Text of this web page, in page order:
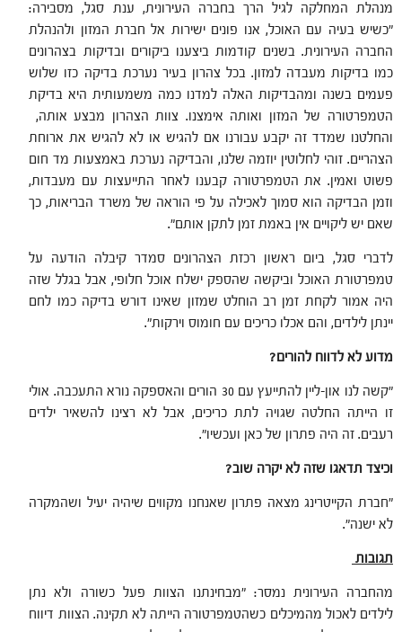
מנהלת המחלקה לגיל הרך בחברה העירונית, ענת סגל, מסבירה:
"כשיש בעיה עם האוכל, אנו פונים ישירות אל חברת המזון ולהנהלת
החברה העירונית. בשנים קודמות ביצענו ביקורים ובדיקות בצהרונים
כמו בדיקות מעבדה למזון. בכל צהרון בעיר נערכת בדיקה כזו שלוש
פעמים בשנה ומהבדיקות האלה למדנו כמה משמעותית היא בדיקת
הטמפרטורה של המזון ואותה אימצנו. צוות הצהרון מבצע אותה,
והחלטנו שמדד זה יקבע עבורנו אם להגיש או לא להגיש את ארוחת
הצהריים. זוהי לחלוטין יוזמה שלנו, והבדיקה נערכת באמצעות מד חום
פשוט ואמין. את הטמפרטורה קבענו לאחר התייעצות עם מעבדות,
וזמן הבדיקה הוא סמוך לאכילה על פי הוראה של משרד הבריאות, כך
שאם יש ליקויים אין באמת זמן לתקן אותם".
לדברי סגל, ביום ראשון רכזת הצהרונים סמדר קיבלה הודעה על
טמפרטורת האוכל וביקשה שהספק ישלח אוכל חלופי, אבל בגלל שזה
היה אמור לקחת זמן רב הוחלט שמזון שאינו דורש בדיקה כמו לחם
יינתן לילדים, והם אכלו כריכים עם חומוס וירקות".
מדוע לא לדווח להורים?
"קשה לנו און-ליין להתייעץ עם 30 הורים והאספקה נורא התעכבה. אולי
זו הייתה החלטה שגויה לתת כריכים, אבל לא רצינו להשאיר ילדים
רעבים. זה היה פתרון של כאן ועכשיו".
וכיצד תדאגו שזה לא יקרה שוב?
"חברת הקייטרינג מצאה פתרון שאנחנו מקווים שיהיה יעיל ושהמקרה
לא ישנה".
תגובות
מהחברה העירונית נמסר: "מבחינתנו הצוות פעל כשורה ולא נתן
לילדים לאכול מהמיכלים כשהטמפרטורה הייתה לא תקינה. הצוות דיווח